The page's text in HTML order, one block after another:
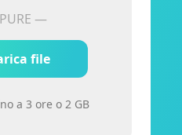
—
file
a 3 ore o 2 GB